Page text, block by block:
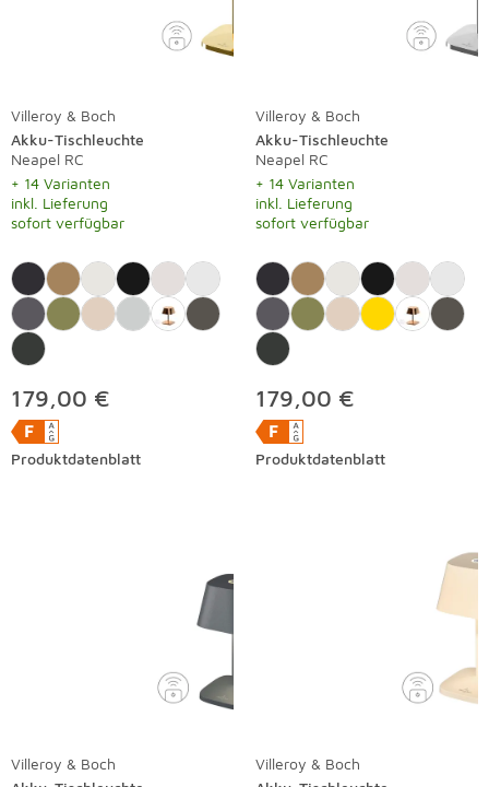
Villeroy & Boch
Akku-Tischleuchte
Neapel RC
+ 14 Varianten
inkl. Lieferung
sofort verfügbar
179,00 €
Produktdatenblatt
Villeroy & Boch
Akku-Tischleuchte
Neapel RC
+ 14 Varianten
inkl. Lieferung
sofort verfügbar
179,00 €
Produktdatenblatt
Villeroy & Boch
Villeroy & Boch